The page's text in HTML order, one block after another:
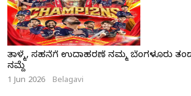
ತಾಳ್ಮೆ, ಸಹನೆಗೆ ಉದಾಹರಣೆ ನಮ್ಮ ಬೆಂಗಳೂರು
ನಮ್ದೆ
1 Jun 2026 Belagavi